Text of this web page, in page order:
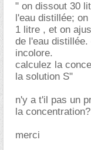
" on dissout 30
l'eau distillée;
1 litre , et on
de l'eau
incolore.
calculez la
la solution S"
n'y a t'il pas un
la
merci